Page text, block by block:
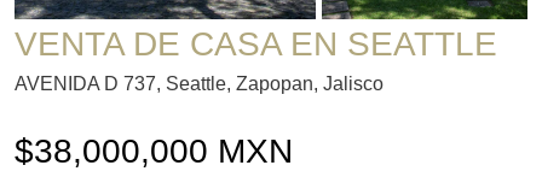
VENTA DE CASA EN SEATTLE
AVENIDA D 737, Seattle, Zapopan, Jalisco
$38,000,000 MXN